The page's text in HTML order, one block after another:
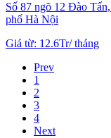
Số 87 ngõ 12 Đào
phố Hà Nội
Giá từ: 12.6Tr/tháng
Prev
1
2
3
4
Next